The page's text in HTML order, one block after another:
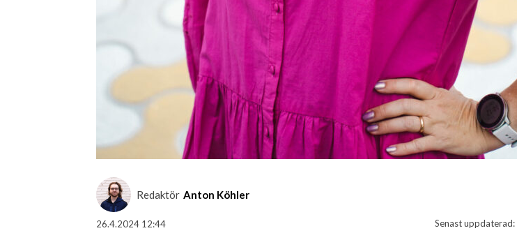
Redaktör Anton Köhler
26.4.2024 12:44 Senast uppdaterad: